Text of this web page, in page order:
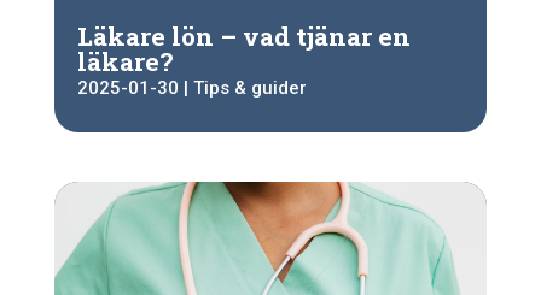
Läkare lön – vad tjänar en
läkare?
2025-01-30 | Tips & guider